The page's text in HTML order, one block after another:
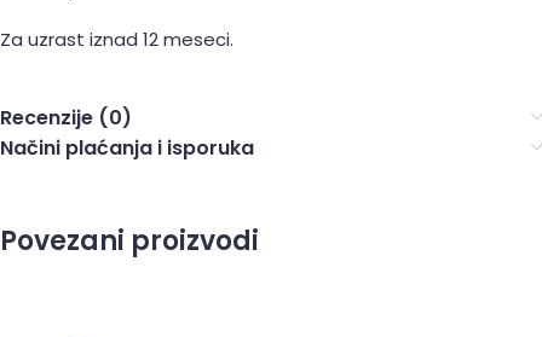
Za uzrast iznad 12 meseci.
Recenzije (0)
Načini plaćanja i isporuka
Povezani proizvodi